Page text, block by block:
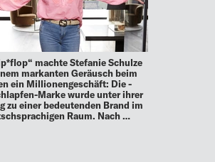
machte Stefanie Schulze
­markanten Geräusch beim
ein ­Millionengeschäft: Die
Marke wurde unter ihrer
zu einer bedeutenden Brand im
Raum. Nach …